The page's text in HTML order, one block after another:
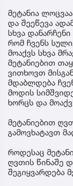
მეტანია
და შეეწევა
სხვა
რომ ჩვენს
მოაქვს სხვა
მეტანიებით
ვითხოვთ
მდაბლდება
მოდის
ხორცს და
მეტანიებით
გამოვხატავთ
როდესაც
ღვთის წინაშე
შეგიყვარდება